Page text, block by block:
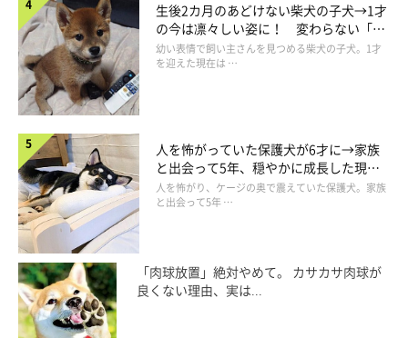
生後2カ月のあどけない柴犬の子犬→1才
の今は凛々しい姿に！ 変わらない「く
りくりおめめ」にもほっこり
幼い表情で飼い主さんを見つめる柴犬の子犬。1才
を迎えた現在は …
人を怖がっていた保護犬が6才に→家族
と出会って5年、穏やかに成長した現在
の姿にグッとくる
人を怖がり、ケージの奥で震えていた保護犬。家族
と出会って5年 …
「肉球放置」絶対やめて。 カサカサ肉球が
良くない理由、実は...